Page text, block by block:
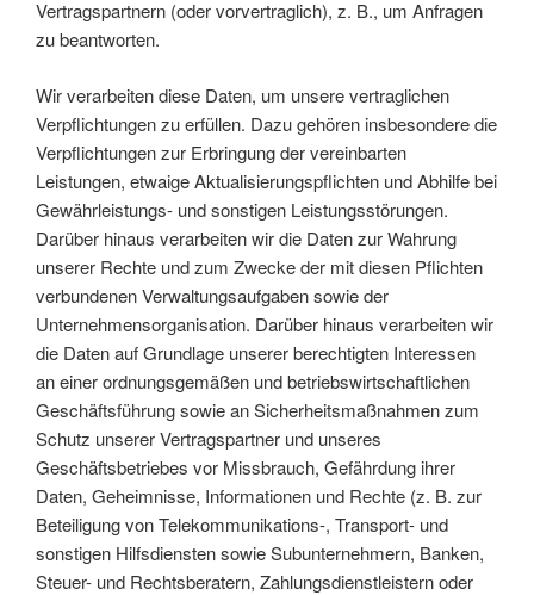
Vertragspartnern (oder vorvertraglich), z. B., um Anfragen
zu beantworten.
Wir verarbeiten diese Daten, um unsere vertraglichen
Verpflichtungen zu erfüllen. Dazu gehören insbesondere die
Verpflichtungen zur Erbringung der vereinbarten
Leistungen, etwaige Aktualisierungspflichten und Abhilfe bei
Gewährleistungs- und sonstigen Leistungsstörungen.
Darüber hinaus verarbeiten wir die Daten zur Wahrung
unserer Rechte und zum Zwecke der mit diesen Pflichten
verbundenen Verwaltungsaufgaben sowie der
Unternehmensorganisation. Darüber hinaus verarbeiten wir
die Daten auf Grundlage unserer berechtigten Interessen
an einer ordnungsgemäßen und betriebswirtschaftlichen
Geschäftsführung sowie an Sicherheitsmaßnahmen zum
Schutz unserer Vertragspartner und unseres
Geschäftsbetriebes vor Missbrauch, Gefährdung ihrer
Daten, Geheimnisse, Informationen und Rechte (z. B. zur
Beteiligung von Telekommunikations-, Transport- und
sonstigen Hilfsdiensten sowie Subunternehmern, Banken,
Steuer- und Rechtsberatern, Zahlungsdienstleistern oder